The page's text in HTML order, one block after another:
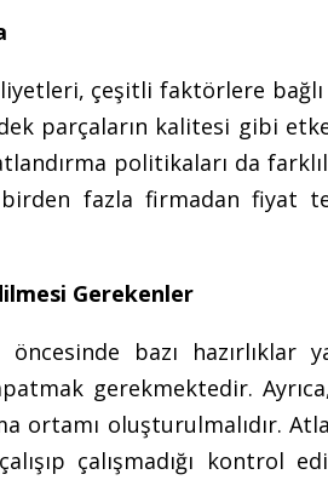
çeşitli faktörlere bağlı
parçaların kalitesi gibi
politikaları da
fazla firmadan fiyat
Gerekenler
öncesinde bazı hazırlıklar
gerekmektedir.
ortamı oluşturulmalıdır.
çalışmadığı kontrol